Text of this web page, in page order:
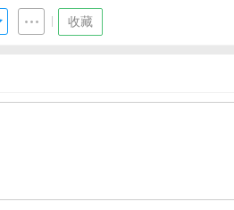
收藏